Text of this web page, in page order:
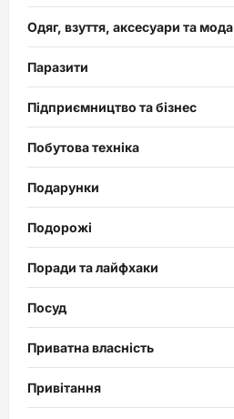
Одяг, взуття, аксесуари та мода
Паразити
Підприємництво та бізнес
Побутова техніка
Подарунки
Подорожі
Поради та лайфхаки
Посуд
Приватна власність
Привітання